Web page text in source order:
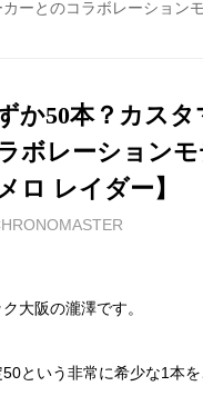
ーとのコラボレーション
か50本？カス
ボレーション
ロ レイダー】
大阪の瀧澤です。
という非常に希少な1本を